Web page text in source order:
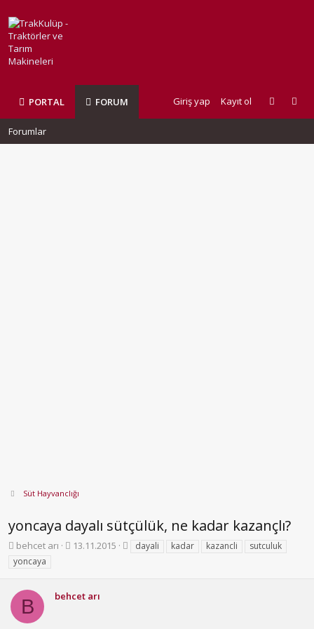
PORTAL FORUM Giriş yap Kayıt ol
Forumlar
Süt Hayvanclığı
yoncaya dayalı sütçülük, ne kadar kazançlı?
K
o
u
u
behcet arı
B
a
13.11.2015 dayali kadar kazancli
sutculuk
yoncaya
B behcet arı